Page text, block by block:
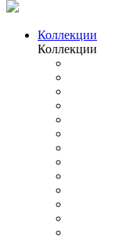
Коллекции
Коллекции